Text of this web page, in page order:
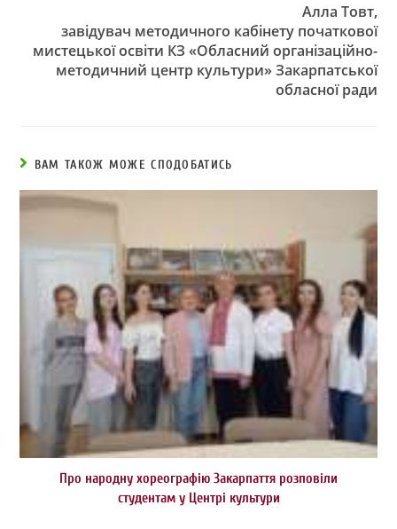
Алла Товт,
завідувач методичного кабінету початкової
мистецької освіти КЗ «Обласний організаційно-
методичний центр культури» Закарпатської
обласної ради
ВАМ ТАКОЖ МОЖЕ СПОДОБАТИСЬ
Про народну хореографію Закарпаття розповіли
студентам у Центрі культури